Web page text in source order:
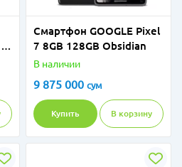
Смартфон GOOGLE Pixel
7 8GB 128GB Obsidian
В наличии
9 875 000 сум
Купить В корзину